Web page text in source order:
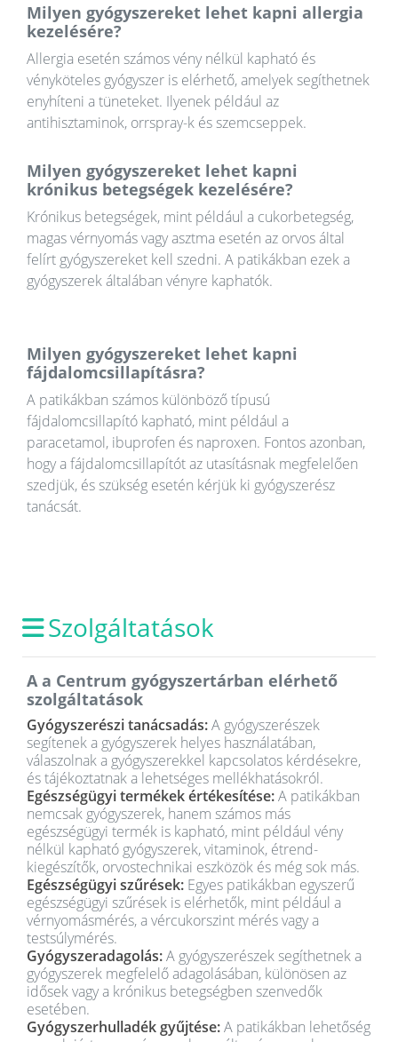
Milyen gyógyszereket lehet kapni allergia
kezelésére?
Allergia esetén számos vény nélkül kapható és
vényköteles gyógyszer is elérhető, amelyek segíthetnek
enyhíteni a tüneteket. Ilyenek például az
antihisztaminok, orrspray-k és szemcseppek.
Milyen gyógyszereket lehet kapni
krónikus betegségek kezelésére?
Krónikus betegségek, mint például a cukorbetegség,
magas vérnyomás vagy asztma esetén az orvos által
felírt gyógyszereket kell szedni. A patikákban ezek a
gyógyszerek általában vényre kaphatók.
Milyen gyógyszereket lehet kapni
fájdalomcsillapításra?
A patikákban számos különböző típusú
fájdalomcsillapító kapható, mint például a
paracetamol, ibuprofen és naproxen. Fontos azonban,
hogy a fájdalomcsillapítót az utasításnak megfelelően
szedjük, és szükség esetén kérjük ki gyógyszerész
tanácsát.
Szolgáltatások
A a Centrum gyógyszertárban elérhető
szolgáltatások
Gyógyszerészi tanácsadás:A gyógyszerészek
segítenek a gyógyszerek helyes használatában,
válaszolnak a gyógyszerekkel kapcsolatos kérdésekre,
és tájékoztatnak a lehetséges mellékhatásokról.
Egészségügyi termékek értékesítése:A patikákban
nemcsak gyógyszerek, hanem számos más
egészségügyi termék is kapható, mint például vény
nélkül kapható gyógyszerek, vitaminok, étrend-
kiegészítők, orvostechnikai eszközök és még sok más.
Egészségügyi szűrések: Egyes patikákban egyszerű
egészségügyi szűrések is elérhetők, mint például a
vérnyomásmérés, a vércukorszint mérés vagy a
testsúlymérés.
Gyógyszeradagolás:A gyógyszerészek segíthetnek a
gyógyszerek megfelelő adagolásában, különösen az
idősek vagy a krónikus betegségben szenvedők
esetében.
Gyógyszerhulladék gyűjtése:A patikákban lehetőség